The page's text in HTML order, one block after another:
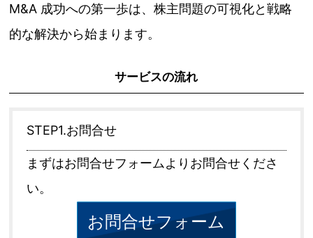
M&A 成功への第一歩は、株主問題の可視化と戦略
的な解決から始まります。
サービスの流れ
STEP1.お問合せ
まずはお問合せフォームよりお問合せくださ
い。
お問合せフォーム